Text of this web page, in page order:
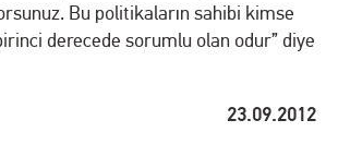
Bu politikaların sahibi kimse
derecede sorumlu olan odur” diye
23.09.2012